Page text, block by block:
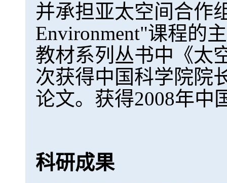
并承担亚太空间合作
Environment"课程的
教材系列丛书中《太
次获得中国科学院院
论文。获得2008年
科研成果